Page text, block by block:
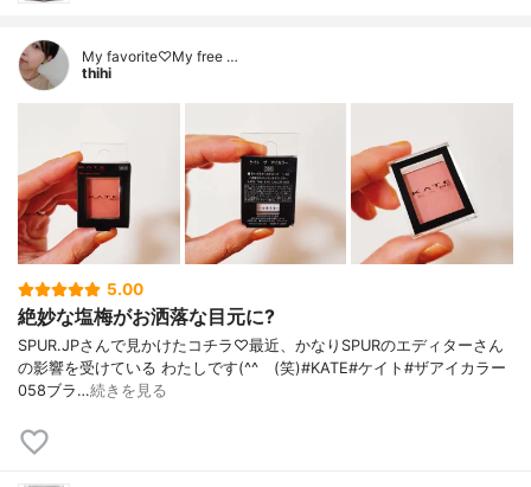
My favorite♡My free …
thihi
5.00
絶妙な塩梅がお洒落な目元に?
SPUR.JPさんで見かけたコチラ♡最近、かなりSPURのエディターさん
の影響を受けている わたしです(^^ゞ(笑)#KATE#ケイト#ザアイカラー
058ブラ…続きを見る